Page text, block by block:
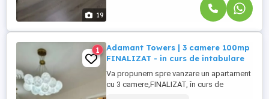
19
1
Adamant Towers | 3 camere 100mp
FINALIZAT - in curs de intabulare
Va propunem spre vanzare un apartament
cu 3 camere,FINALIZAT, în curs de